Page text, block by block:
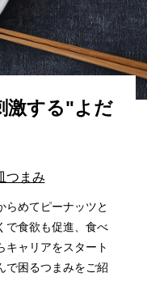
激する"よだ
つまみ
らめてピーナッツと
で食欲も促進、食べ
キャリアをスタート
で困るつまみをご紹